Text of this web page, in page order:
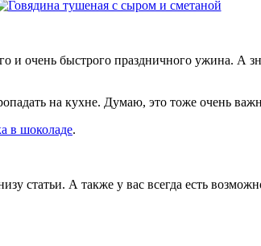
и очень быстрого праздничного ужина. А
на кухне. Думаю, это тоже очень
в шоколаде.
статьи. А также у вас всегда есть